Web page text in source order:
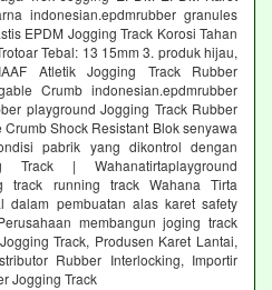
indonesian.epdmrubber granules
EPDM Jogging Track Korosi Tahan
Tebal: 13 15mm 3. produk hijau,
Atletik Jogging Track Rubber
Crumb indonesian.epdmrubber
playground Jogging Track Rubber
Shock Resistant Blok senyawa
pabrik yang dikontrol dengan
| Wahanatirtaplayground
track running track Wahana Tirta
dalam pembuatan alas karet safety
membangun joging track
Track, Produsen Karet Lantai,
Rubber Interlocking, Importir
Jogging Track